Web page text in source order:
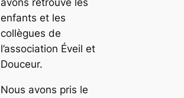
enfants et les
collègues de
l’association Éveil et
Douceur.
Nous avons pris le